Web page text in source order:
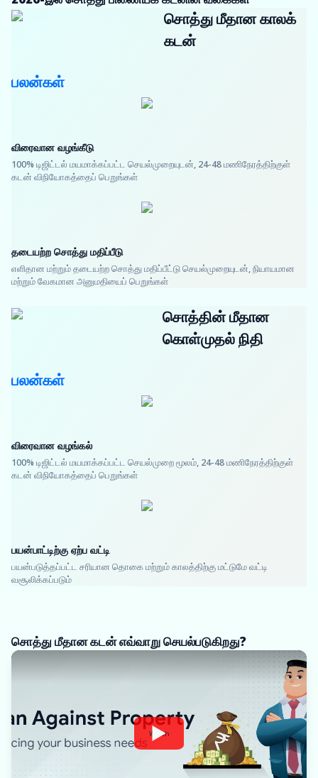
சொத்து மீதான காலக்
கடன்
பலன்கள்
விரைவான வழங்கீடு
100% டிஜிட்டல் மயமாக்கப்பட்ட செயல்முறையுடன், 24-48 மணிநேரத்திற்குள்
கடன் விநியோகத்தைப் பெறுங்கள்
தடையற்ற சொத்து மதிப்பீடு
எளிதான மற்றும் தடையற்ற சொத்து மதிப்பீட்டு செயல்முறையுடன், நியாயமான
மற்றும் வேகமான அனுமதியைப் பெறுங்கள்
சொத்தின் மீதான
கொள்முதல் நிதி
பலன்கள்
விரைவான வழங்கல்
100% டிஜிட்டல் மயமாக்கப்பட்ட செயல்முறை மூலம், 24-48 மணிநேரத்திற்குள்
கடன் விநியோகத்தைப் பெறுங்கள்
பயன்பாட்டிற்கு ஏற்ப வட்டி
பயன்படுத்தப்பட்ட சரியான தொகை மற்றும் காலத்திற்கு மட்டுமே வட்டி
வசூலிக்கப்படும்
சொத்து மீதான கடன் எவ்வாறு செயல்படுகிறது?
Watch